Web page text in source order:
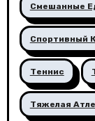
Смешанные
Спортивный
Теннис
Тяжелая